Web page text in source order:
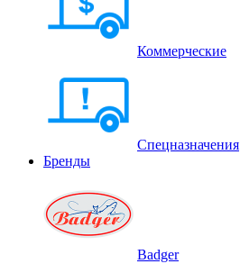
Коммерческие
Спецназначения
Бренды
Badger